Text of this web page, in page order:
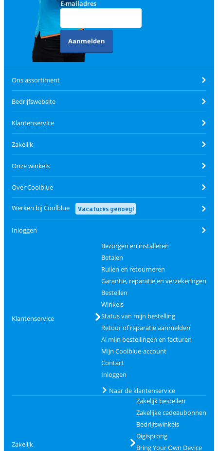
E-mailadres
Aanmelden
Ons assortiment
Bedrijfswebsite
Klantenservice
Zakelijk
Onze winkels
Over Coolblue
Werken bij Coolblue Vacatures genoeg!
Inloggen
Klantenservice
Bezorgen en installeren
Betalen
Ruilen en retourneren
Garantie, reparatie en verzekeringen
Bestellen
Winkels
Status van mijn bestelling
Retour of reparatie aanmelden
Al mijn bestellingen en facturen
Mijn Coolblue-account
Contact
Inloggen
Naar de klantenservice
Zakelijk
Zakelijk bestellen
Zakelijke cadeaubonnen
Bedrijfswinkels
Digisprong
Bring Your Own Device